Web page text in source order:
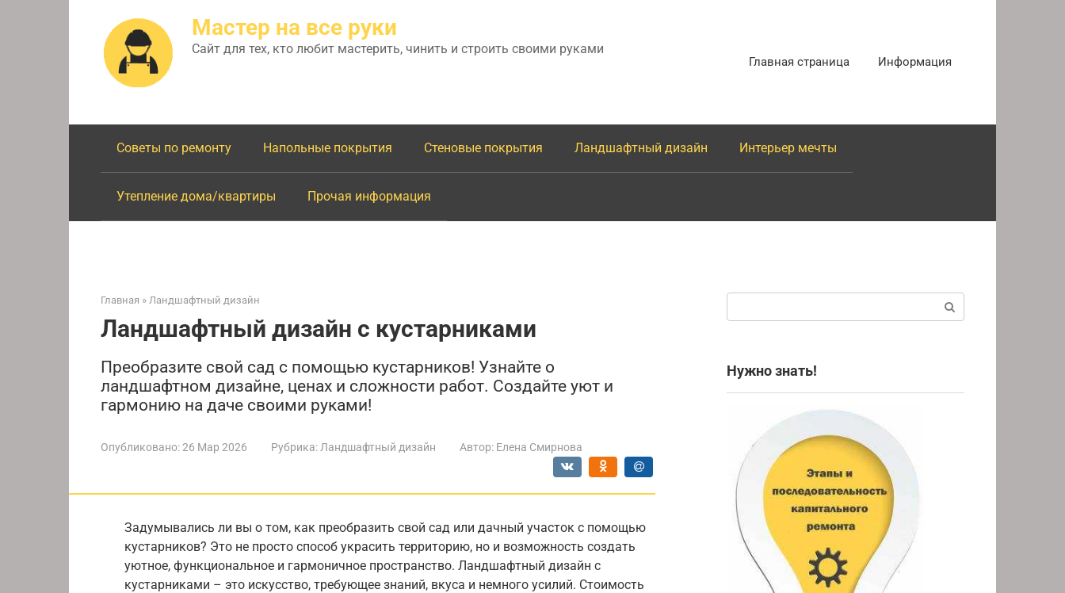
Мастер на все руки
Сайт для тех, кто любит мастерить, чинить и строить своими руками
Главная страница Информация
Советы по ремонту Напольные покрытия Стеновые покрытия Ландшафтный дизайн Интерьер мечты
Утепление дома/квартиры Прочая информация
Главная » Ландшафтный дизайн
Ландшафтный дизайн с кустарниками
Преобразите свой сад с помощью кустарников! Узнайте о
ландшафтном дизайне, ценах и сложности работ. Создайте уют и
гармонию на даче своими руками!
Опубликовано:26 Мар 2026 Рубрика: Ландшафтный дизайн Автор: Елена Смирнова
Задумывались ли вы о том, как преобразить свой сад или дачный участок с помощью
кустарников? Это не просто способ украсить территорию, но и возможность создать
уютное, функциональное и гармоничное пространство. Ландшафтный дизайн с
кустарниками – это искусство, требующее знаний, вкуса и немного усилий. Стоимость
Нужно знать!